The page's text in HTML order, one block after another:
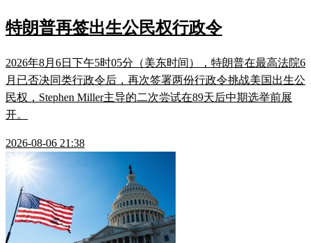
特朗普再签出生公民权行政令
2026年8月6日下午5时05分（美东时间），特朗普在最高法院6
月已否决同类行政令后，再次签署两份行政令挑战美国出生公
民权，Stephen Miller主导的二次尝试在89天后中期选举前展
开。
2026-08-06 21:38